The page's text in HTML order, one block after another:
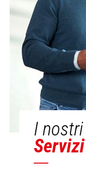
I nostri
Servizi